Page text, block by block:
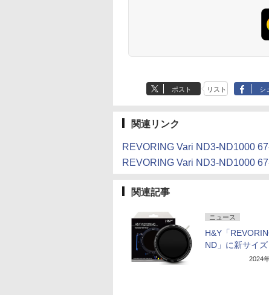
ポスト リスト シ
関連リンク
REVORING Vari ND3-ND1000
REVORING Vari ND3-ND1000
関連記事
ニュース
H&Y「
ND」に新サイズ
2024